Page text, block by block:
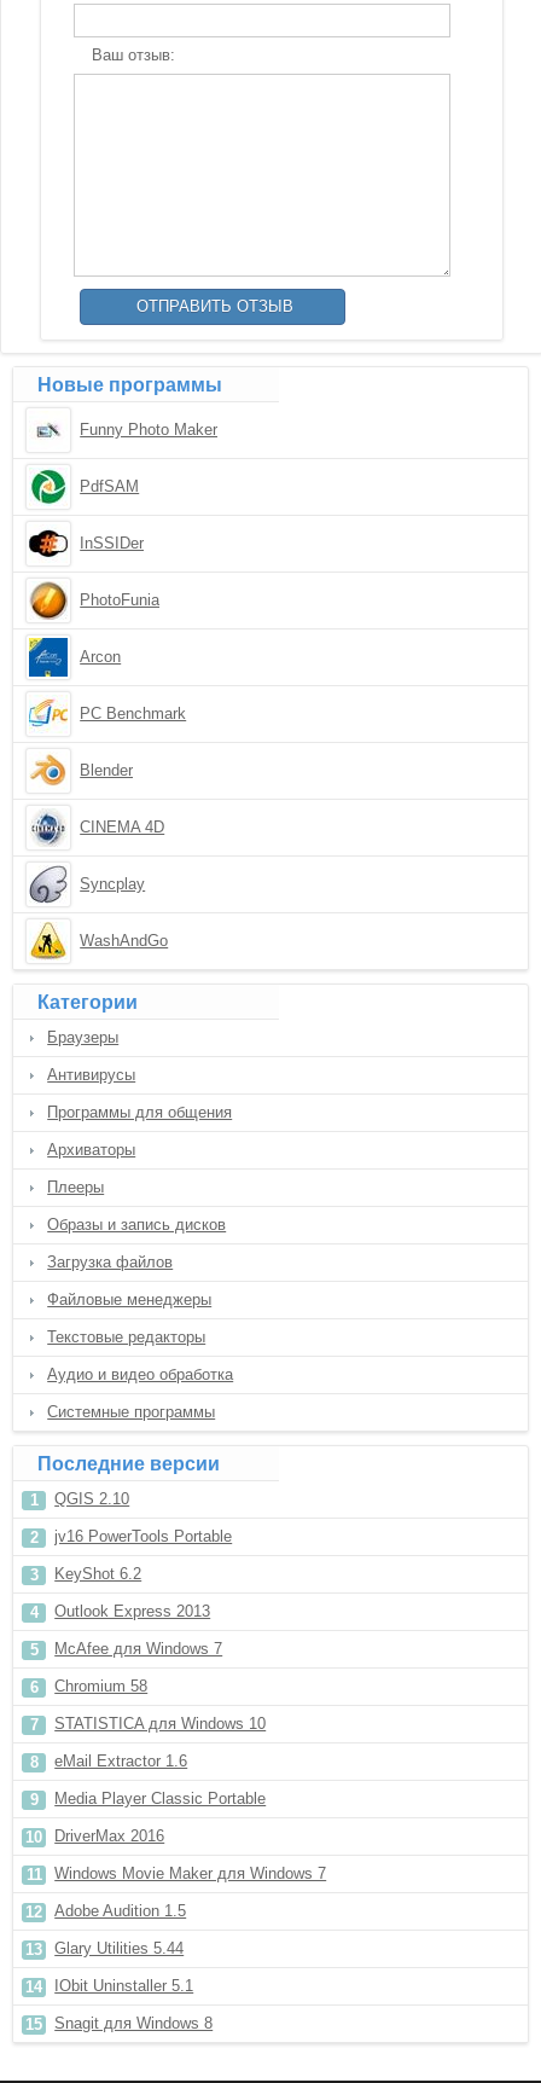
Ваш отзыв:
Новые программы
Funny Photo Maker
PdfSAM
InSSIDer
PhotoFunia
Arcon
PC Benchmark
Blender
CINEMA 4D
Syncplay
WashAndGo
Категории
Браузеры
Антивирусы
Программы для общения
Архиваторы
Плееры
Образы и запись дисков
Загрузка файлов
Файловые менеджеры
Текстовые редакторы
Аудио и видео обработка
Системные программы
Последние версии
QGIS 2.10
jv16 PowerTools Portable
KeyShot 6.2
Outlook Express 2013
McAfee для Windows 7
Chromium 58
STATISTICA для Windows 10
eMail Extractor 1.6
Media Player Classic Portable
DriverMax 2016
Windows Movie Maker для Windows 7
Adobe Audition 1.5
Glary Utilities 5.44
IObit Uninstaller 5.1
Snagit для Windows 8